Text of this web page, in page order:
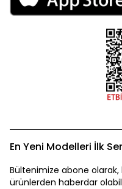
En Yeni Modelleri İlk
Bültenimize abone
ürünlerden haberdar